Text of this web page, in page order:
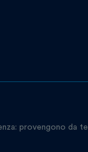
provengono da